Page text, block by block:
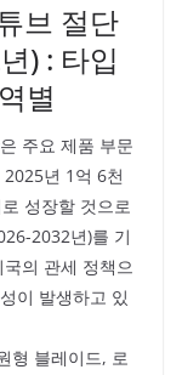
브 절단
) : 타입
별
주요 제품 부문
년 1억 6천
성장할 것으로
2032년)를 기
의 관세 정책으
이 발생하고 있
형 블레이드, 로